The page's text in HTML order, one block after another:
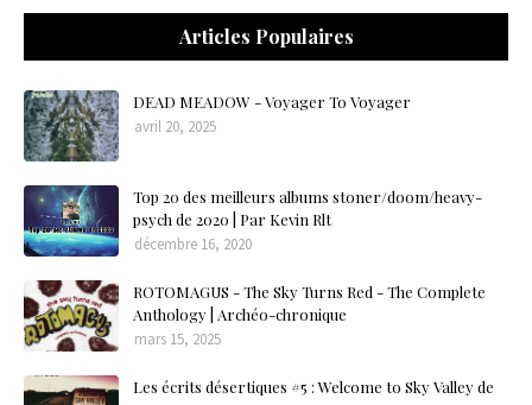
Articles Populaires
DEAD MEADOW - Voyager To Voyager
avril 20, 2025
Top 20 des meilleurs albums stoner/doom/heavy-
psych de 2020 | Par Kevin Rlt
décembre 16, 2020
ROTOMAGUS - The Sky Turns Red - The Complete
Anthology | Archéo-chronique
mars 15, 2025
Les écrits désertiques #5 : Welcome to Sky Valley de